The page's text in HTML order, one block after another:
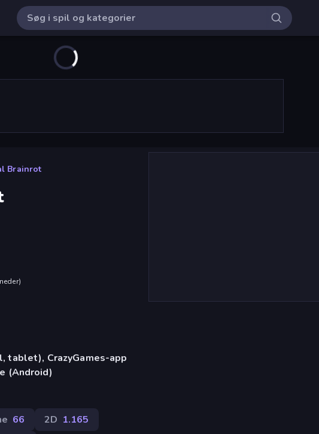
Brainrot
)
tablet), CrazyGames-app
(Android)
66 2D 1.165